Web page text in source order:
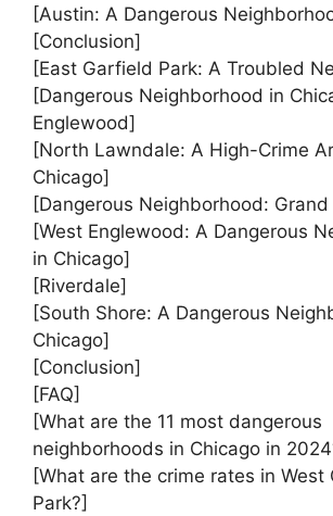
[Austin: A Dangerous
[Conclusion]
[East Garfield Park: A Troubled
[Dangerous Neighborhood in
Englewood]
[North Lawndale: A High-Crime
Chicago]
[Dangerous Neighborhood: Grand
[West Englewood: A Dangerous
in Chicago]
[Riverdale]
[South Shore: A Dangerous
Chicago]
[Conclusion]
[FAQ]
[What are the 11 most dangerous
neighborhoods in Chicago in
[What are the crime rates in West
Park?]